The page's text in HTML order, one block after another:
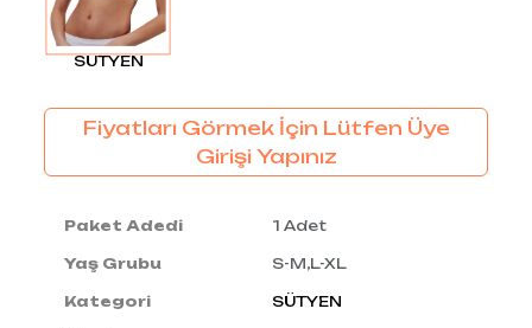
SÜTYEN
Fiyatları Görmek İçin Lütfen Üye
Girişi Yapınız
Paket Adedi 1 Adet
Yaş Grubu S-M,L-XL
Kategori SÜTYEN